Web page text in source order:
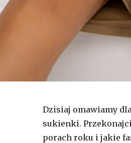
Dzisiaj omawiamy
sukienki.
porach roku i jakie